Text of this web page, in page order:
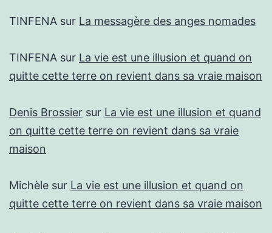
TINFENA sur La messagère des anges nomades
TINFENA sur La vie est une illusion et quand on
quitte cette terre on revient dans sa vraie maison
Denis Brossier sur La vie est une illusion et quand
on quitte cette terre on revient dans sa vraie
maison
Michèle sur La vie est une illusion et quand on
quitte cette terre on revient dans sa vraie maison